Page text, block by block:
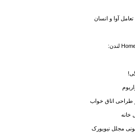
آوا و انسان
طراحی اتاق خواب
خانه
مجلل نیویورک